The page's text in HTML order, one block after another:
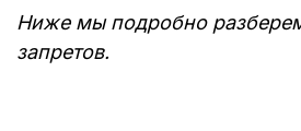
Ниже мы подробно
запретов.